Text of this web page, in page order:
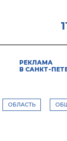
РЕКЛАМА
В САНКТ-
ОБЛАСТЬ